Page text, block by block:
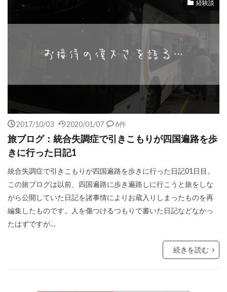
経験談
2017/10/03 2020/01/07 6件
旅ブログ：統合失調症で引きこもりが四国遍路を歩
きに行った日記1
統合失調症で引きこもりが四国遍路を歩きに行った日記01日目。
この旅ブログは以前、四国遍路に歩き遍路しに行こうと旅をしな
がら公開していた日記を諸事情によりお蔵入りしまったものを再
編集したものです。人を傷つけるつもりで書いた日記などなかっ
たはずですが…
続きを読む